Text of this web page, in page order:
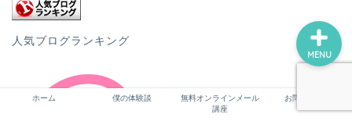
人気ブログランキング
ホーム 僕の体験談
無料オンラインメール
講座
お問い合わせ
MENU